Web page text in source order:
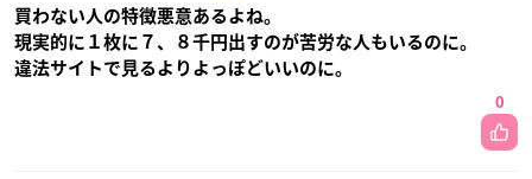
買わない人の特徴悪意あるよね。
現実的に１枚に７、８千円出すのが苦労な人もいるのに。
違法サイトで見るよりよっぽどいいのに。
0